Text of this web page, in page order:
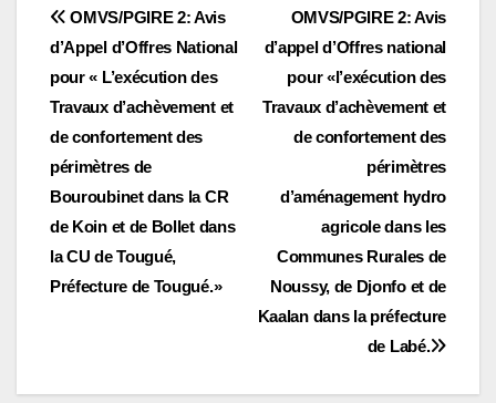
Navigation
de
l’article
OMVS/PGIRE 2: Avis
d’appel d’Offres national
pour «l’exécution des
Travaux d’achèvement et
de confortement des
périmètres
d’aménagement hydro
agricole dans les
Communes Rurales de
Noussy, de Djonfo et de
Kaalan dans la préfecture
de Labé.
OMVS/PGIRE 2: Avis
d’Appel d’Offres National
pour « L’exécution des
Travaux d’achèvement et
de confortement des
périmètres de
Bouroubinet dans la CR
de Koin et de Bollet dans
la CU de Tougué,
Préfecture de Tougué.»